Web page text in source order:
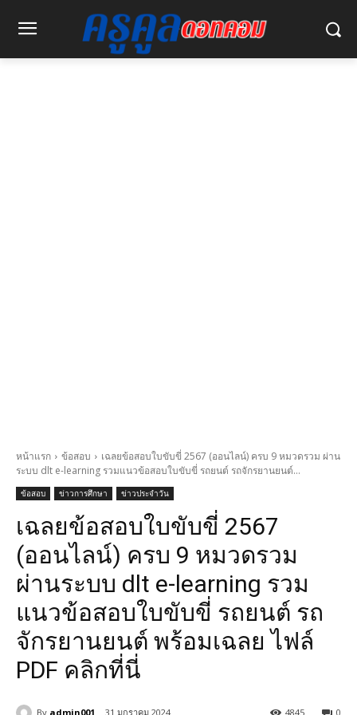
หน้าแรก ข้อสอบ
เฉลยข้อสอบใบขับขี่ 2567 (ออนไลน์) ครบ 9 หมวดรวม ผ่าน
ระบบ dlt e-learning รวมแนวข้อสอบใบขับขี่ รถยนต์ รถจักรยานยนต์...
ข้อสอบ ข่าวการศึกษา ข่าวประจำวัน
เฉลยข้อสอบใบขับขี่ 2567
(ออนไลน์) ครบ 9 หมวดรวม
ผ่านระบบ dlt e-learning รวม
แนวข้อสอบใบขับขี่ รถยนต์ รถ
จักรยานยนต์ พร้อมเฉลย ไฟล์
PDF คลิกที่นี่
By admin001 31 มกราคม 2024 0
4845